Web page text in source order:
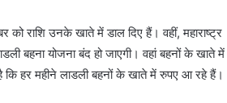
राशि उनके खाते में डाल दिए हैं। वहीं, महाराष्ट्र
बहना योजना बंद हो जाएगी। वहां बहनों के खाते में
कि हर महीने लाडली बहनों के खाते में रुपए आ रहे हैं।